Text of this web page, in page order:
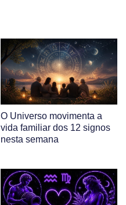
O Universo movimenta a
vida familiar dos 12 signos
nesta semana